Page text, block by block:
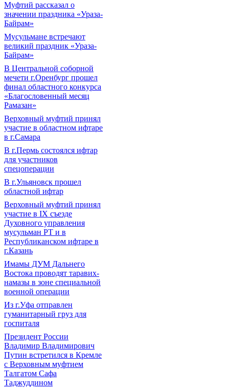
Муфтий рассказал о
значении праздника «Ураза-
Байрам»
Мусульмане встречают
великий праздник «Ураза-
Байрам»
В Центральной соборной
мечети г.Оренбург прошел
финал областного конкурса
«Благословенный месяц
Рамазан»
Верховный муфтий принял
участие в областном ифтаре
в г.Самара
В г.Пермь состоялся ифтар
для участников
спецоперации
В г.Ульяновск прошел
областной ифтар
Верховный муфтий принял
участие в IХ съезде
Духовного управления
мусульман РТ и в
Республиканском ифтаре в
г.Казань
Имамы ДУМ Дальнего
Востока проводят таравих-
намазы в зоне специальной
военной операции
Из г.Уфа отправлен
гуманитарный груз для
госпиталя
Президент России
Владимир Владимирович
Путин встретился в Кремле
с Верховным муфтием
Талгатом Сафа
Таджуддином